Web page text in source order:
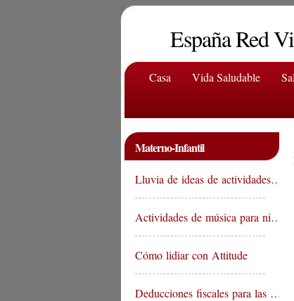
España Red
Casa Vida Saludable
Materno-Infantil
Lluvia de ideas de actividades…
Actividades de música para ni…
Cómo lidiar con Attitude
Deducciones fiscales para las …